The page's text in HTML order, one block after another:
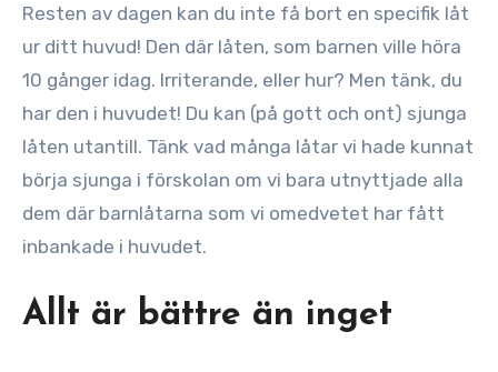
Resten av dagen kan du inte få bort en specifik låt
ur ditt huvud! Den där låten, som barnen ville höra
10 gånger idag. Irriterande, eller hur? Men tänk, du
har den i huvudet! Du kan (på gott och ont) sjunga
låten utantill. Tänk vad många låtar vi hade kunnat
börja sjunga i förskolan om vi bara utnyttjade alla
dem där barnlåtarna som vi omedvetet har fått
inbankade i huvudet.
Allt är bättre än inget